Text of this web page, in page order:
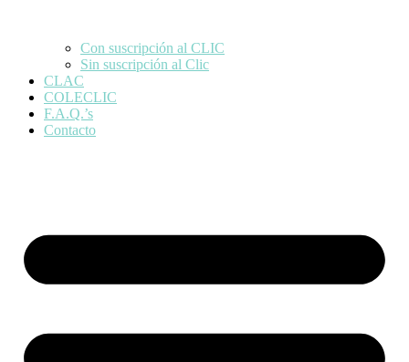
Con suscripción al CLIC
Sin suscripción al Clic
CLAC
COLECLIC
F.A.Q.’s
Contacto